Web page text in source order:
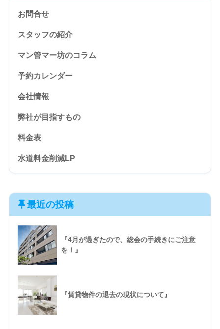
お問合せ
スタッフの紹介
マン管マー坊のコラム
予約カレンダー
会社情報
弊社が目指すもの
料金表
水道料金削減LP
最近の投稿
『4月が過ぎたので、総会の手続きにご注意
を！』
『賃貸物件の退去の現状について』